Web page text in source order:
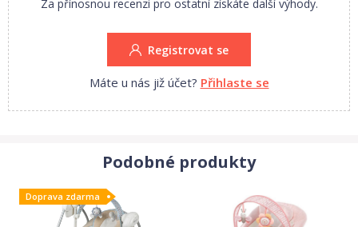
Za přínosnou recenzi pro ostatní získáte další výhody.
Registrovat se
Máte u nás již účet? Přihlaste se
Podobné produkty
Doprava zdarma